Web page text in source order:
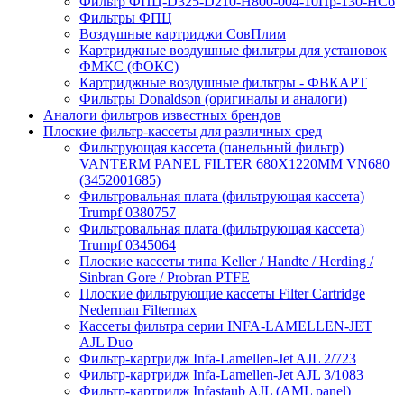
Фильтры ФПЦ
Воздушные картриджи СовПлим
Картриджные воздушные фильтры для установок
ФМКС (ФОКС)
Картриджные воздушные фильтры - ФВКАРТ
Фильтры Donaldson (оригиналы и аналоги)
Аналоги фильтров известных брендов
Плоские фильтр-кассеты для различных сред
Фильтрующая кассета (панельный фильтр)
VANTERM PANEL FILTER 680X1220MM VN680
(3452001685)
Фильтровальная плата (фильтрующая кассета)
Trumpf 0380757
Фильтровальная плата (фильтрующая кассета)
Trumpf 0345064
Плоские кассеты типа Keller / Handte / Herding /
Sinbran Gore / Probran PTFE
Плоские фильтрующие кассеты Filter Cartridge
Nederman Filtermax
Кассеты фильтра серии INFA-LAMELLEN-JET
AJL Duo
Фильтр-картридж Infa-Lamellen-Jet AJL 2/723
Фильтр-картридж Infa-Lamellen-Jet AJL 3/1083
Фильтр-картридж Infastaub AJL (AML panel)